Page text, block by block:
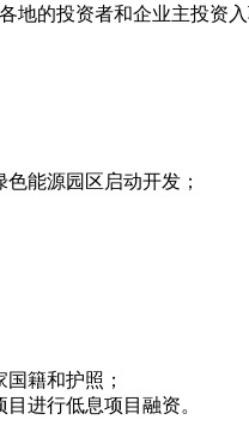
的投资者和企业主投资
能源园区启动开发；
籍和护照；
进行低息项目融资。